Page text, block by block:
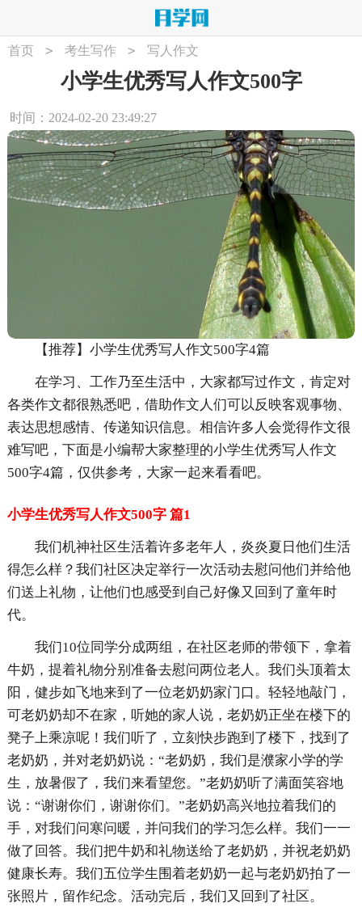
首页 > 考生写作 > 写人作文
小学生优秀写人作文500字
时间：2024-02-20 23:49:27
【推荐】小学生优秀写人作文500字4篇
在学习、工作乃至生活中，大家都写过作文，肯定对
各类作文都很熟悉吧，借助作文人们可以反映客观事物、
表达思想感情、传递知识信息。相信许多人会觉得作文很
难写吧，下面是小编帮大家整理的小学生优秀写人作文
500字4篇，仅供参考，大家一起来看看吧。
小学生优秀写人作文500字 篇1
我们机神社区生活着许多老年人，炎炎夏日他们生活
得怎么样？我们社区决定举行一次活动去慰问他们并给他
们送上礼物，让他们也感受到自己好像又回到了童年时
代。
我们10位同学分成两组，在社区老师的带领下，拿着
牛奶，提着礼物分别准备去慰问两位老人。我们头顶着太
阳，健步如飞地来到了一位老奶奶家门口。轻轻地敲门，
可老奶奶却不在家，听她的家人说，老奶奶正坐在楼下的
凳子上乘凉呢！我们听了，立刻快步跑到了楼下，找到了
老奶奶，并对老奶奶说：“老奶奶，我们是濮家小学的学
生，放暑假了，我们来看望您。”老奶奶听了满面笑容地
说：“谢谢你们，谢谢你们。”老奶奶高兴地拉着我们的
手，对我们问寒问暖，并问我们的学习怎么样。我们一一
做了回答。我们把牛奶和礼物送给了老奶奶，并祝老奶奶
健康长寿。我们五位学生围着老奶奶一起与老奶奶拍了一
张照片，留作纪念。活动完后，我们又回到了社区。